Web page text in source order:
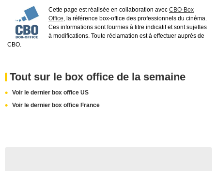
Cette page est réalisée en collaboration avec CBO-Box
Office, la référence box-office des professionnels du cinéma.
Ces informations sont fournies à titre indicatif et sont sujettes
à modifications. Toute réclamation est à effectuer auprès de
CBO.
Tout sur le box office de la semaine
Voir le dernier box office US
Voir le dernier box office France